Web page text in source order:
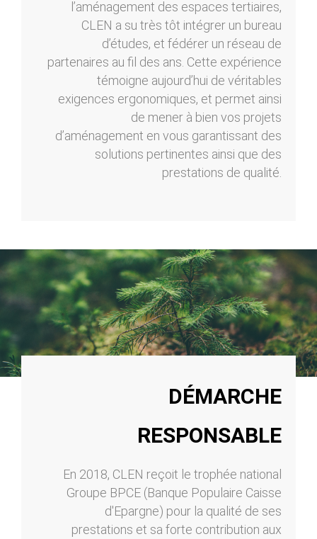
l’aménagement des espaces tertiaires,
CLEN a su très tôt intégrer un bureau
d’études, et fédérer un réseau de
partenaires au fil des ans. Cette expérience
témoigne aujourd’hui de véritables
exigences ergonomiques, et permet ainsi
de mener à bien vos projets
d’aménagement en vous garantissant des
solutions pertinentes ainsi que des
prestations de qualité.
DÉMARCHE
RESPONSABLE
En 2018, CLEN reçoit le trophée national
Groupe BPCE (Banque Populaire Caisse
d'Epargne) pour la qualité de ses
prestations et sa forte contribution aux